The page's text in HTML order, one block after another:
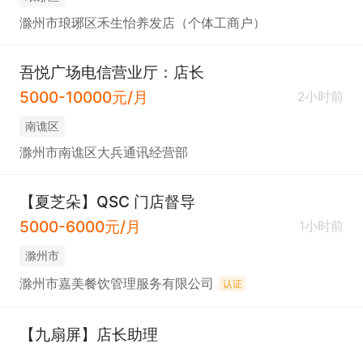
滁州市琅琊区禾生怡养发店（个体工商户）
吾悦广场电信营业厅：店长
5000-10000元/月
2小时前
南谯区
滁州市南谯区大兵通讯经营部
【夏芝朵】QSC 门店督导
5000-6000元/月
1小时前
滁州市
滁州市嘉美餐饮管理服务有限公司 认证
【九扇屏】店长助理